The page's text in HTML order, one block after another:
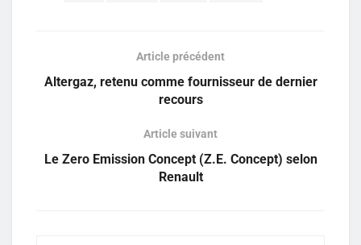
Article précédent
Altergaz, retenu comme fournisseur de dernier
recours
Article suivant
Le Zero Emission Concept (Z.E. Concept) selon
Renault